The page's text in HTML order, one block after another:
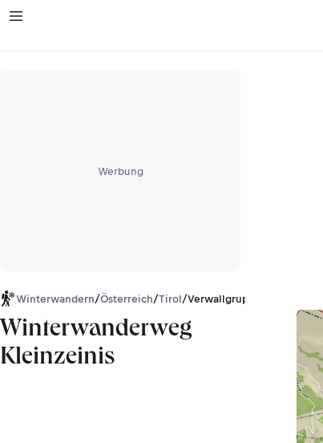
Werbung
Winterwandern/Österreich/Tirol/Verwallgruppe
Winterwanderweg
Kleinzeinis